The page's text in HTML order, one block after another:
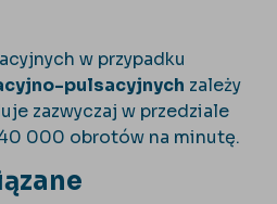
w przypadku
pulsacyjnych zależy
zazwyczaj w przedziale
000 obrotów na minutę.